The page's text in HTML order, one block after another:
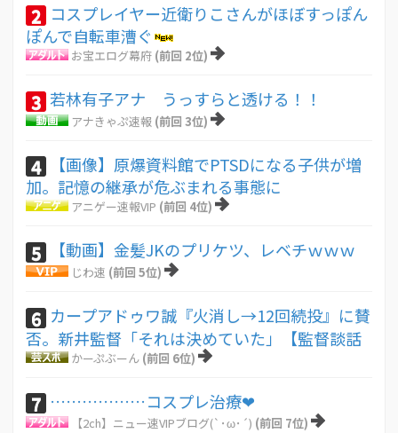
2 コスプレイヤー近衛りこさんがほぼすっぽん
ぽんで自転車漕ぐ
お宝エログ幕府 (前回 2位)
3 若林有子アナ うっすらと透ける！！
アナきゃぷ速報 (前回 3位)
4
【画像】原爆資料館でPTSDになる子供が増
加。記憶の継承が危ぶまれる事態に
アニゲー速報VIP (前回 4位)
5 【動画】金髪JKのプリケツ、レベチｗｗｗ
じわ速 (前回 5位)
6 カープアドゥワ誠『火消し→12回続投』に賛
否。新井監督「それは決めていた」【監督談話
かーぷぶーん (前回 6位)
7 ………………コスプレ治療❤
【2ch】ニュー速VIPブログ(`･ω･´) (前回 7位)